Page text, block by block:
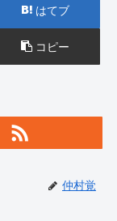
はてブ
コピー
仲村覚